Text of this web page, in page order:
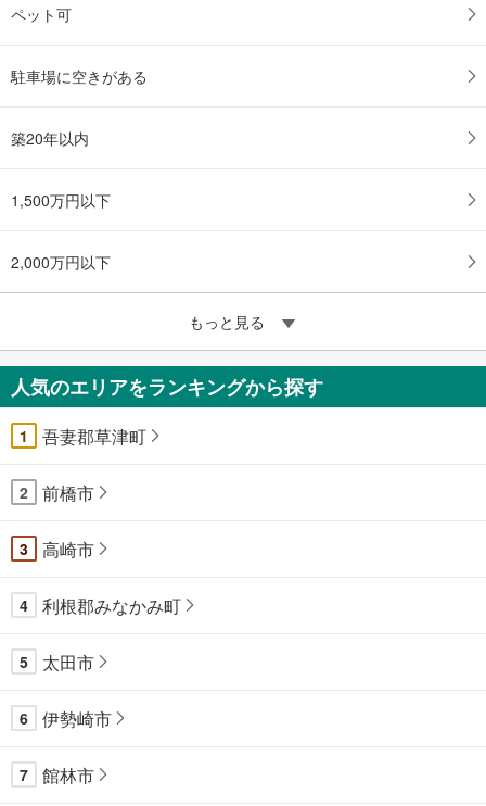
ペット可
駐車場に空きがある
築20年以内
1,500万円以下
2,000万円以下
もっと見る
人気のエリアをランキングから探す
1 吾妻郡草津町
2 前橋市
3 高崎市
4 利根郡みなかみ町
5 太田市
6 伊勢崎市
7 館林市